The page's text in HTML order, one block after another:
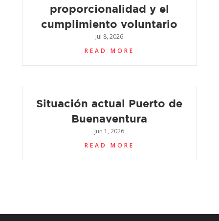
proporcionalidad y el
cumplimiento voluntario
Jul 8, 2026
READ MORE
Situación actual Puerto de
Buenaventura
Jun 1, 2026
READ MORE